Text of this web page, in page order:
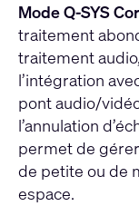
Mode Q-SYS
traitement
traitement
l’intégration
pont audio/
l’annulation
permet de
de petite ou de
espace.